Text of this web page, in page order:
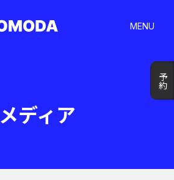
MENU
予約
予約
メディア